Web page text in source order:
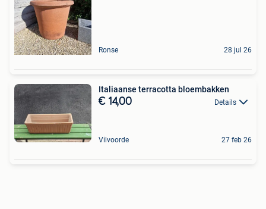
Ronse 28 jul 26
Italiaanse terracotta bloembakken
€ 14,00 Details
Vilvoorde 27 feb 26